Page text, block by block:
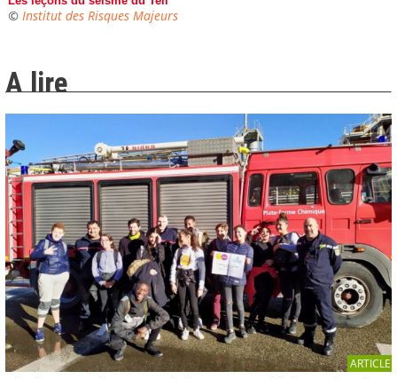
© Institut des Risques Majeurs
A lire
ARTICLE